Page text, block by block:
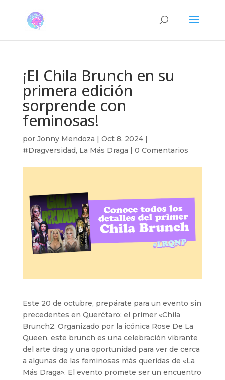
¡El Chila Brunch en su
primera edición
sorprende con
feminosas!
por Jonny Mendoza | Oct 8, 2024|
#Dragversidad, La Más Draga | 0 Comentarios
Este 20 de octubre, prepárate para un evento sin
precedentes en Querétaro: el primer «Chila
Brunch2. Organizado por la icónica Rose De La
Queen, este brunch es una celebración vibrante
del arte drag y una oportunidad para ver de cerca
a algunas de las feminosas más queridas de «La
Más Draga». El evento promete ser un encuentro